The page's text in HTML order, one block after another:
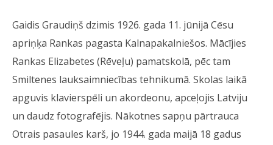
Gaidis Graudiņš dzimis 1926. gada 11. jūnijā Cēsu
apriņķa Rankas pagasta Kalnapakalniešos. Mācījies
Rankas Elizabetes (Rēveļu) pamatskolā, pēc tam
Smiltenes lauksaimniecības tehnikumā. Skolas laikā
apguvis klavierspēli un akordeonu, apceļojis Latviju
un daudz fotografējis. Nākotnes sapņu pārtrauca
Otrais pasaules karš, jo 1944. gada maijā 18 gadus